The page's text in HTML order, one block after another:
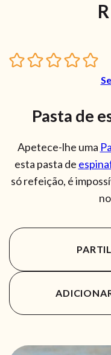
Pasta de
Apetece-lhe uma
esta pasta de
só refeição, é